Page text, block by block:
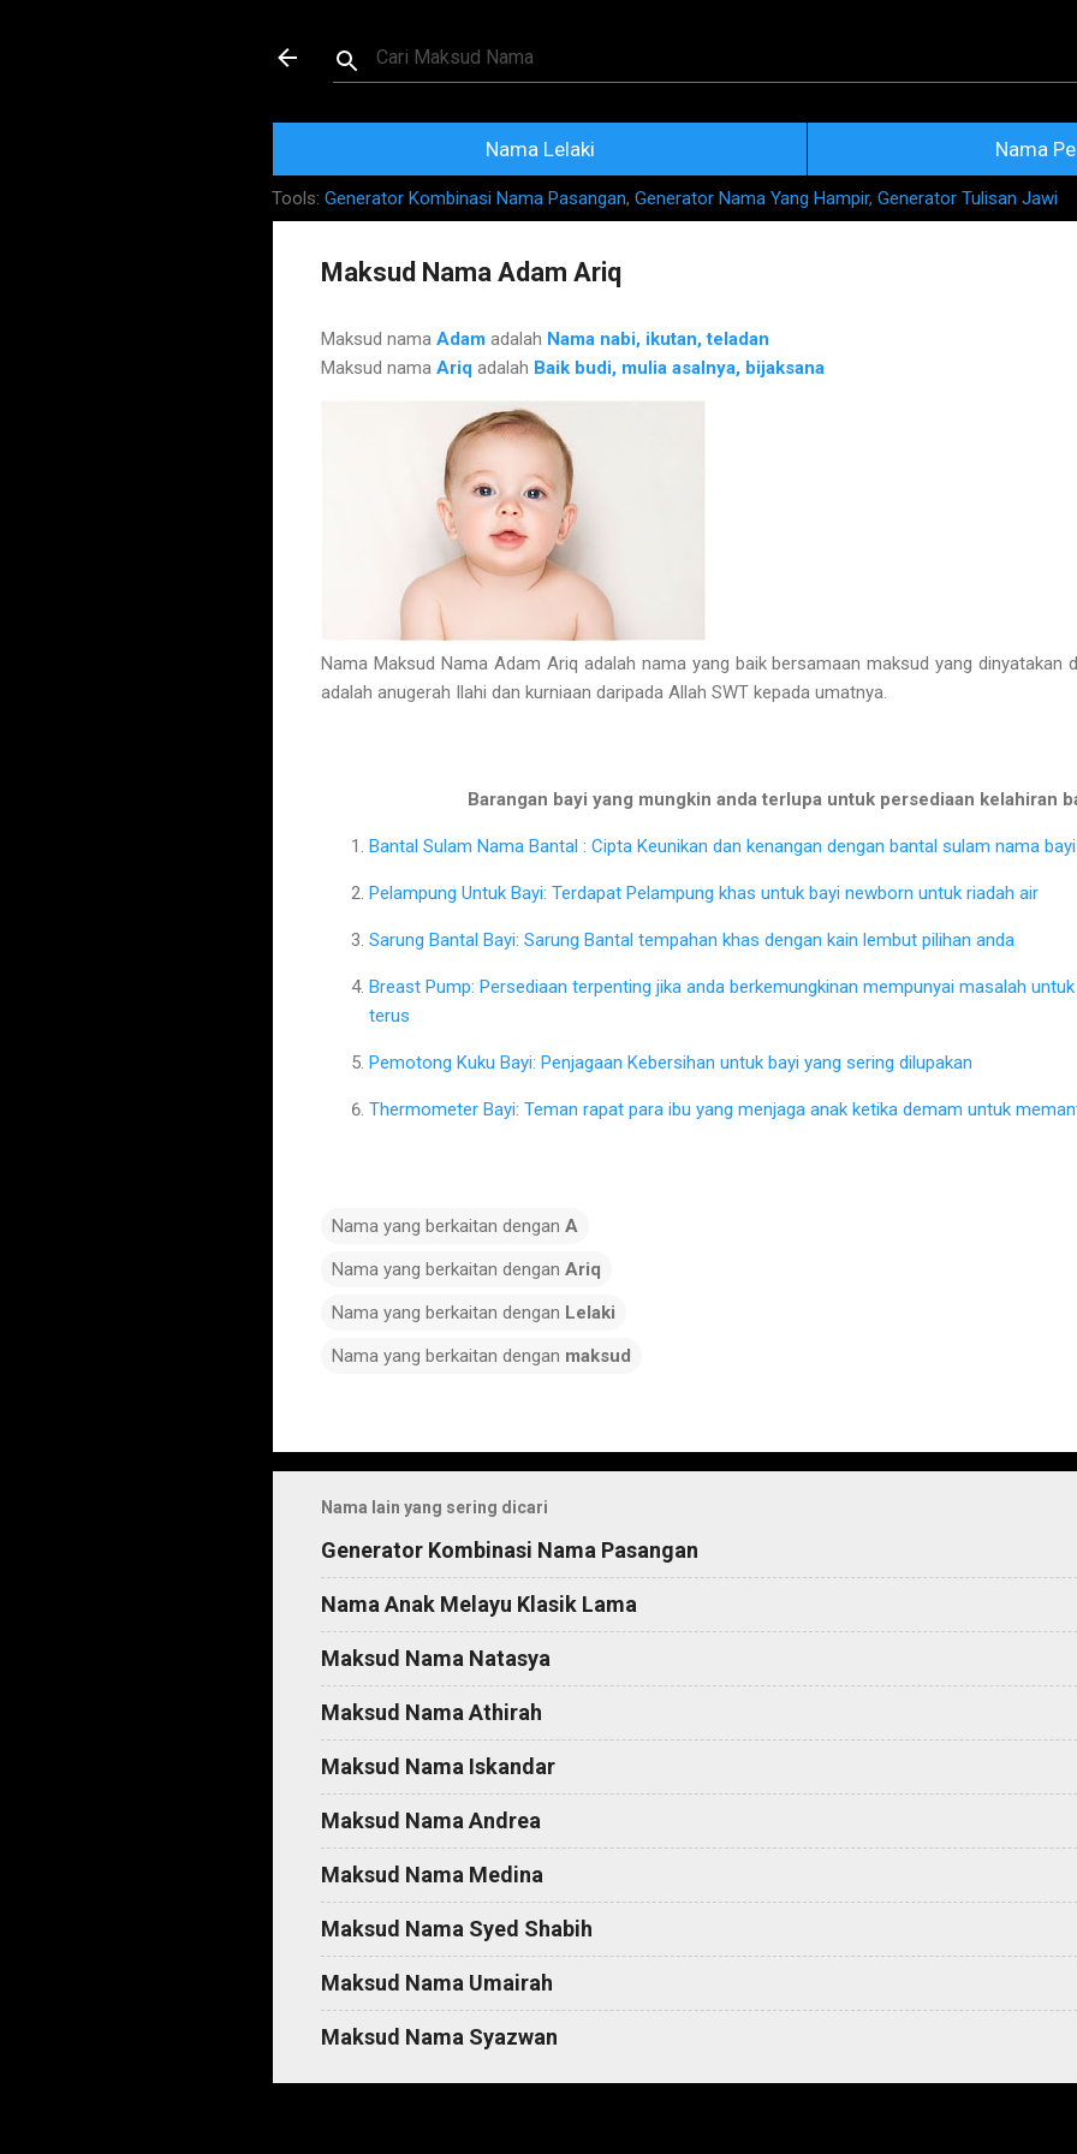
Maksud dan Makna Nama Rujukan Terkini
Nama Lelaki Nama
Tools: Generator Kombinasi Nama Pasangan, Generator Nama Yang Hampir, Generator Tulisan Jawi
Maksud Nama Adam Ariq
Maksud nama Adam adalah Nama nabi, ikutan, teladan
Maksud nama Ariq adalah Baik budi, mulia asalnya, bijaksana
Nama Maksud Nama Adam Ariq adalah nama yang baik bersamaan maksud yang dinyatakan
adalah anugerah Ilahi dan kurniaan daripada Allah SWT kepada umatnya.
Barangan bayi yang mungkin anda terlupa untuk persediaan kelahiran
Bantal Sulam Nama Bantal : Cipta Keunikan dan kenangan dengan bantal sulam nama
Pelampung Untuk Bayi: Terdapat Pelampung khas untuk bayi newborn untuk riadah air
Sarung Bantal Bayi: Sarung Bantal tempahan khas dengan kain lembut pilihan anda
Breast Pump: Persediaan terpenting jika anda berkemungkinan mempunyai masalah
terus
Pemotong Kuku Bayi: Penjagaan Kebersihan untuk bayi yang sering dilupakan
Thermometer Bayi: Teman rapat para ibu yang menjaga anak ketika demam untuk
Nama yang berkaitan dengan A
Nama yang berkaitan dengan Ariq
Nama yang berkaitan dengan Lelaki
Nama yang berkaitan dengan maksud
e
n
t
s
Nama lain yang sering dicari
Generator Kombinasi Nama Pasangan
Nama Anak Melayu Klasik Lama
Maksud Nama Natasya
Maksud Nama Athirah
Maksud Nama Iskandar
Maksud Nama Andrea
Maksud Nama Medina
Maksud Nama Syed Shabih
Maksud Nama Umairah
Maksud Nama Syazwan